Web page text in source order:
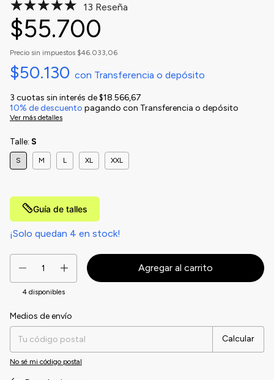
13 Reseña
$55.700
Precio sin impuestos $46.033,06
$50.130 con Transferencia o depósito
3 cuotas sin interés de$18.566,67
10% de descuento pagando con Transferencia o depósito
Ver más detalles
Talle: S
S M L XL XXL
Guía de talles
¡Solo quedan 4 en stock!
4 disponibles
Entregas para el CP:
Medios de envío
Calcular
No sé mi código postal